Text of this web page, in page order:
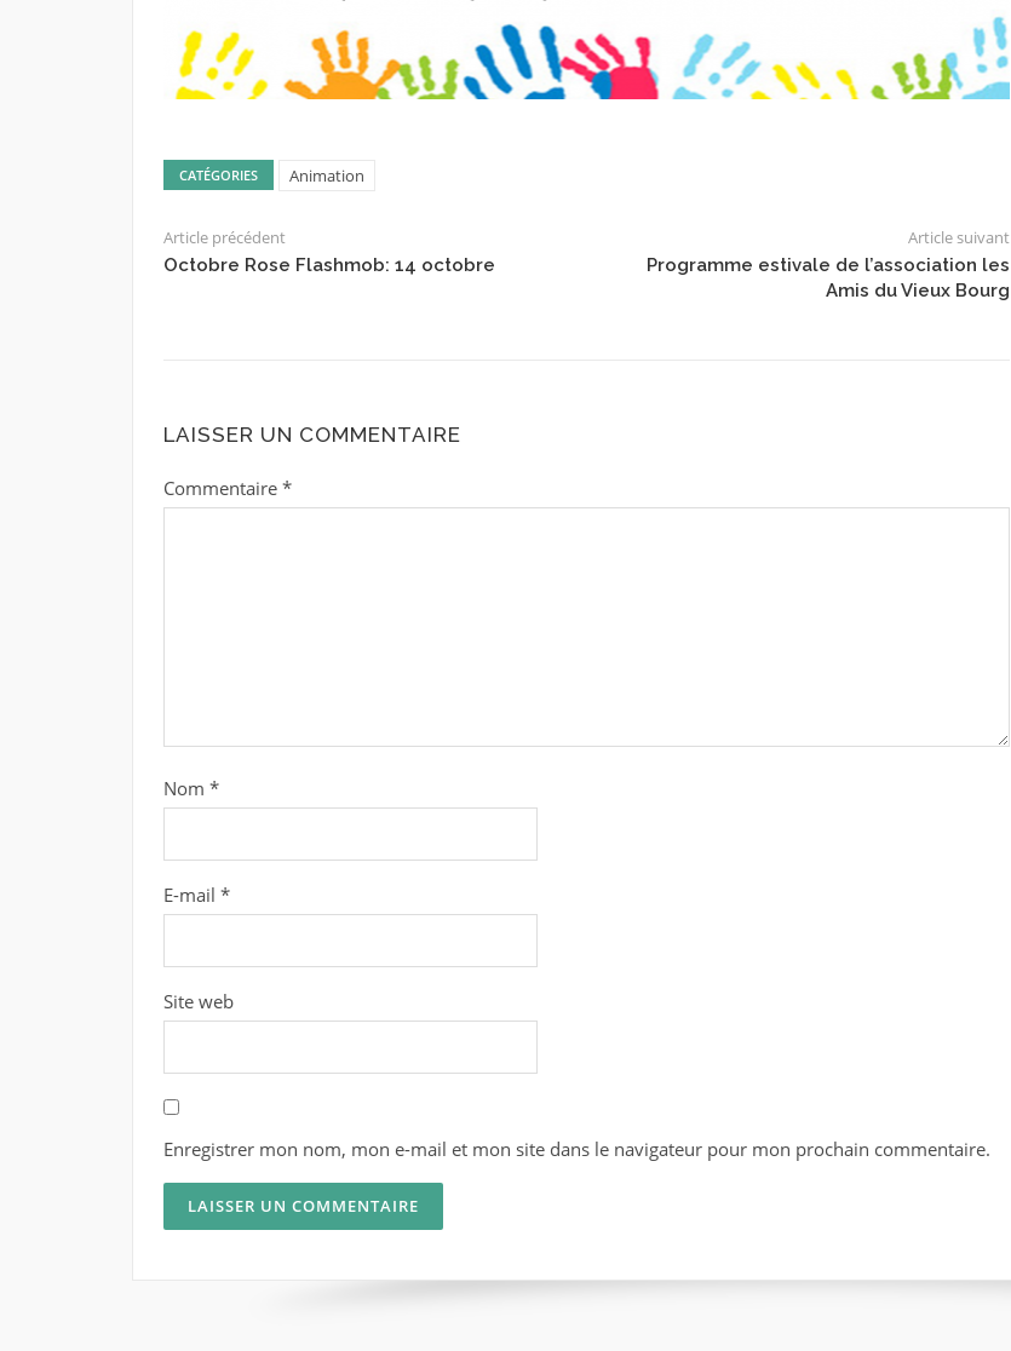
CATÉGORIES Animation
Article précédent
Octobre Rose Flashmob: 14 octobre
Article suivant
Programme estivale de l’association les
Amis du Vieux Bourg
LAISSER UN COMMENTAIRE
Commentaire *
Nom *
E-mail *
Site web
Enregistrer mon nom, mon e-mail et mon site dans le navigateur pour mon prochain commentaire.